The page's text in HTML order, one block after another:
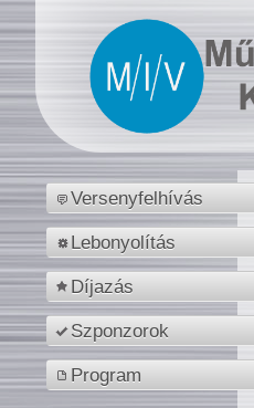
Versenyfelhívás
Lebonyolítás
Díjazás
Szponzorok
Program